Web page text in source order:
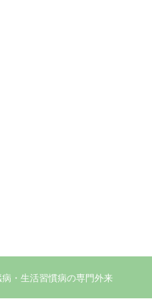
・生活習慣病の専門外来